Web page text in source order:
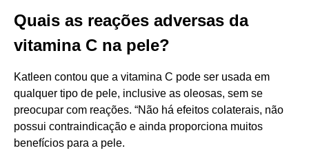
Quais as reações adversas da
vitamina C na pele?
Katleen contou que a vitamina C pode ser usada em
qualquer tipo de pele, inclusive as oleosas, sem se
preocupar com reações. “Não há efeitos colaterais, não
possui contraindicação e ainda proporciona muitos
benefícios para a pele.